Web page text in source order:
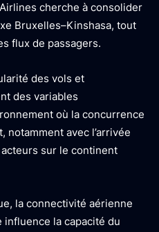
cherche à consolider
Bruxelles–Kinshasa, tout
flux de passagers.
des vols et
des variables
où la concurrence
notamment avec l’arrivée
sur le continent
la connectivité aérienne
la capacité du